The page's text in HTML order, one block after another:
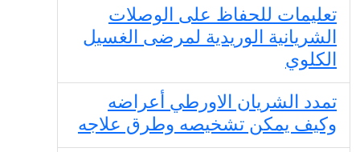
تعليمات للحفاظ على الوصلات
الشريانية الوريدية لمرضى الغسيل
الكلوي
تمدد الشريان الاورطي أعراضه
وكيف يمكن تشخيصه وطرق علاجه